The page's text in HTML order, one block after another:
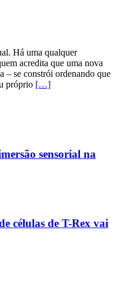
Há uma qualquer
acredita que uma nova
– se constrói ordenando que
próprio […]
sensorial na
células de T-Rex vai